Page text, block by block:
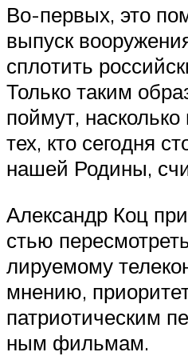
Во-пер­вых, это
выпуск
спло­тить
Толь­ко таким
пой­мут,
тех, кто сего­дня
нашей Роди­ны,
Алек­сандр Коц
стью
ли­ру­е­мо­му
мне­нию,
пат­ри­о­ти­че­ским
ным фильмам.